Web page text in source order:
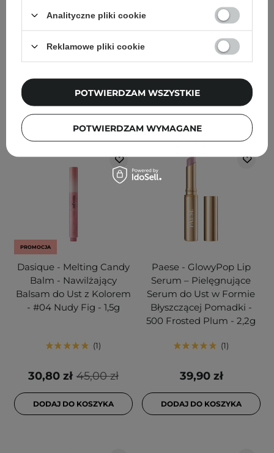
Nude - 3,5ml
34,00 zł
28,90 zł
DODAJ DO KOSZYKA
do Ust z Kolorem - 07
Humble - 2g
40,00 zł
32,00 zł
DODAJ DO KOSZYKA
PROMOCJA
Dasique - Melting Candy
Balm - Nawilżający
Balsam do Ust z Kolorem
- #04 Nudy Fig - 1,5g
1
45,00 zł
30,80 zł
DODAJ DO KOSZYKA
Paese - GlowyPop Lip
Serum – Pielęgnujące
Serum do Ust w Formie
Błyszczącej Pomadki -
500 Frosted Plum - 2,2g
1
39,90 zł
DODAJ DO KOSZYKA
Analityczne pliki cookie
Reklamowe pliki cookie
POTWIERDZAM WYMAGANE
POTWIERDZAM WSZYSTKIE